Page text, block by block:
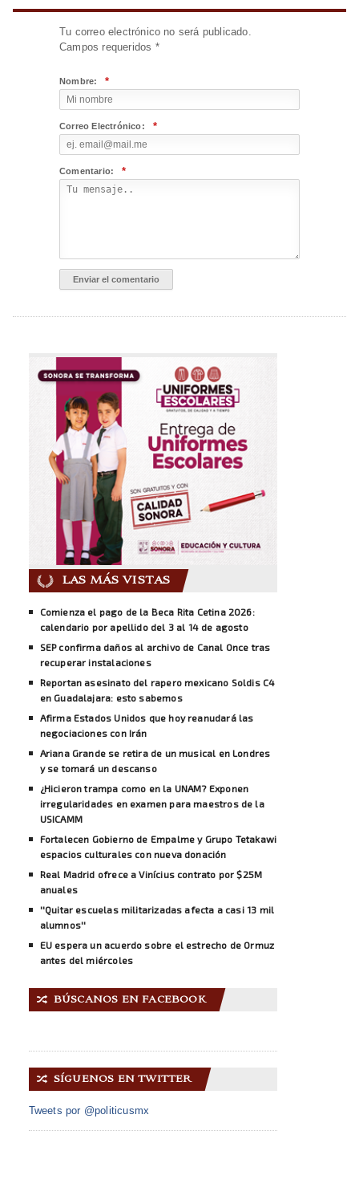
Tu correo electrónico no será publicado.
Campos requeridos *
Nombre: *
Correo Electrónico: *
Comentario: *
LAS MÁS VISTAS
Comienza el pago de la Beca Rita Cetina 2026:
calendario por apellido del 3 al 14 de agosto
SEP confirma daños al archivo de Canal Once tras
recuperar instalaciones
Reportan asesinato del rapero mexicano Soldis C4
en Guadalajara: esto sabemos
Afirma Estados Unidos que hoy reanudará las
negociaciones con Irán
Ariana Grande se retira de un musical en Londres
y se tomará un descanso
¿Hicieron trampa como en la UNAM? Exponen
irregularidades en examen para maestros de la
USICAMM
Fortalecen Gobierno de Empalme y Grupo Tetakawi
espacios culturales con nueva donación
Real Madrid ofrece a Vinícius contrato por $25M
anuales
''Quitar escuelas militarizadas afecta a casi 13 mil
alumnos''
EU espera un acuerdo sobre el estrecho de Ormuz
antes del miércoles
🔀 BÚSCANOS EN FACEBOOK
🔀 SÍGUENOS EN TWITTER
Tweets por @politicusmx